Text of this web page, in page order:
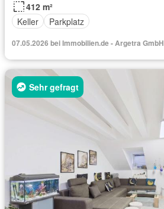
412 m²
Keller
Parkplatz
07.05.2026 bei Immobilien.de - Argetra GmbH
Sehr gefragt